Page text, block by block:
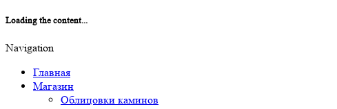
Loading the content...
Navigation
Главная
Магазин
Облицовки каминов